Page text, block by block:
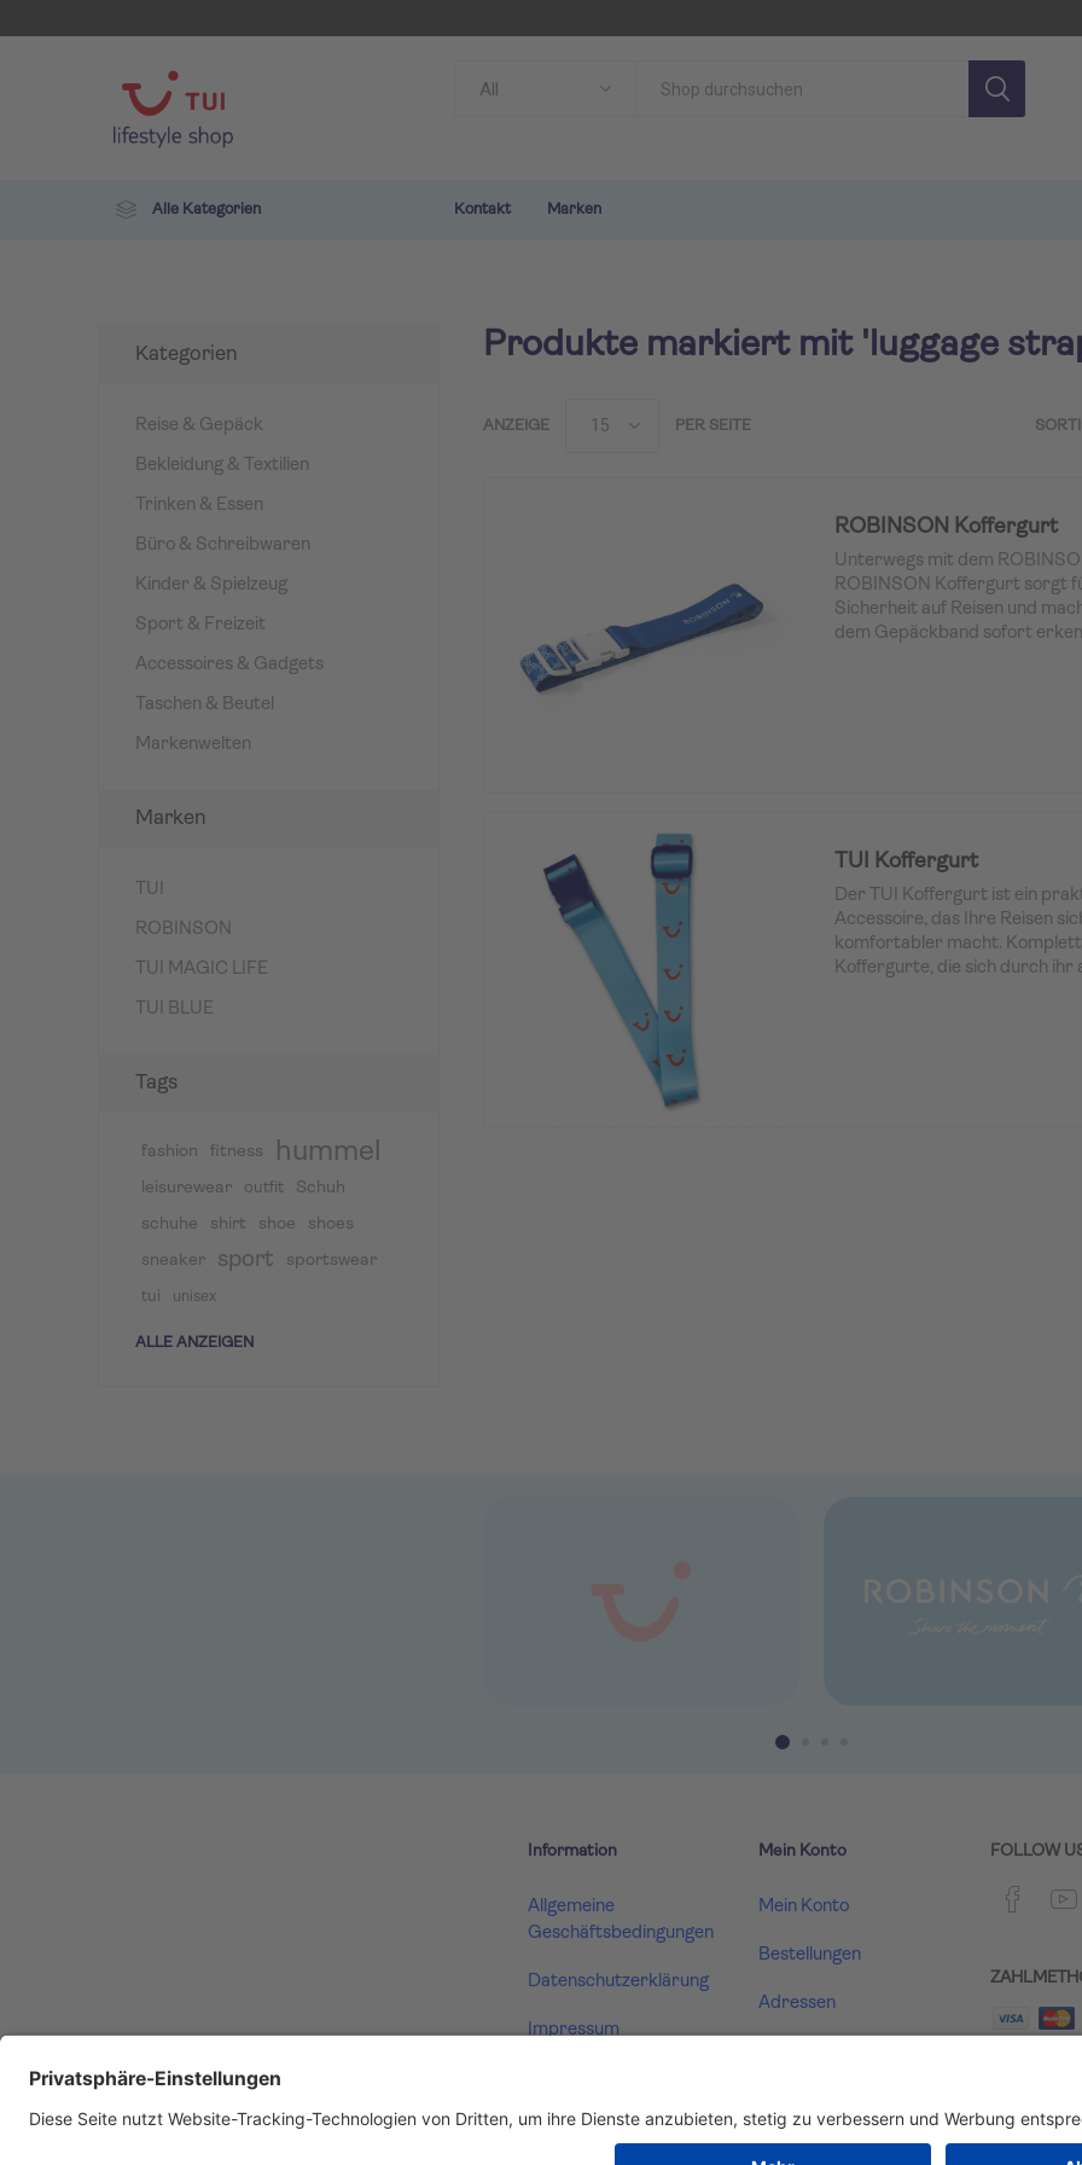
Alle Kategorien Kontakt Marken
Produkte markiert mit 'luggage
ANZEIGE PER SEITE
ROBINSON Koffergurt
Unterwegs mit dem
ROBINSON Koffergurt sorgt
Sicherheit auf Reisen und
dem Gepäckband sofort
TUI Koffergurt
Der TUI Koffergurt ist ein
Accessoire, das Ihre Reisen
komfortabler macht. Komplett
Koffergurte, die sich durch ihr
Kategorien
Reise & Gepäck
Bekleidung & Textilien
Trinken & Essen
Büro & Schreibwaren
Kinder & Spielzeug
Sport & Freizeit
Accessoires & Gadgets
Taschen & Beutel
Markenwelten
Marken
TUI
ROBINSON
TUI MAGIC LIFE
TUI BLUE
Tags
fashion fitness hummel
leisurewear outfit
Schuh
schuhe
shirt shoe
shoes
sneaker
sport sportswear
tui unisex
ALLE ANZEIGEN
Information
Allgemeine
Geschäftsbedingungen
Datenschutzerklärung
Impressum
Mein Konto
Mein Konto
Bestellungen
Adressen
FOLLOW